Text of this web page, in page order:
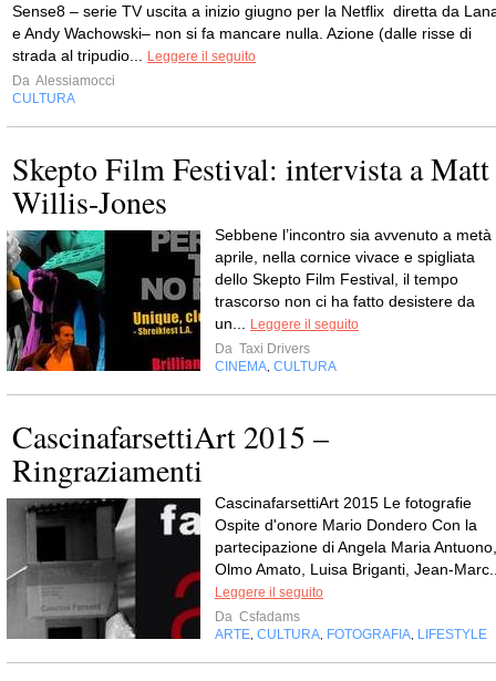
Sense8 – serie TV uscita a inizio giugno per la Netflix diretta da
e Andy Wachowski– non si fa mancare nulla. Azione (dalle risse di
strada al tripudio...
Leggere il seguito
Da Alessiamocci
CULTURA
Skepto Film Festival: intervista a Matt
Willis-Jones
Sebbene l’incontro sia avvenuto a metà
aprile, nella cornice vivace e spigliata
dello Skepto Film Festival, il tempo
trascorso non ci ha fatto desistere da
un...
Leggere il seguito
Da Taxi Drivers
CINEMA CULTURA
CascinafarsettiArt 2015 –
Ringraziamenti
CascinafarsettiArt 2015 Le fotografie
Ospite d'onore Mario Dondero Con la
partecipazione di Angela Maria Antuono,
Olmo Amato, Luisa Briganti, Jean-
Leggere il seguito
Da Csfadams
ARTE CULTURA FOTOGRAFIA LIFESTYLE